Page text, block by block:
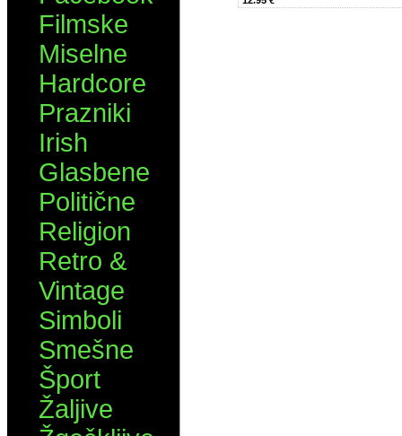
Filmske
Miselne
Hardcore
Prazniki
Irish
Glasbene
Politične
Religion
Retro &
Vintage
Simboli
Smešne
Šport
Žaljive